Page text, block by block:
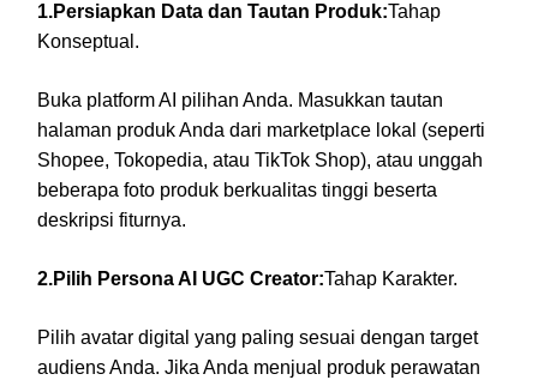
1.Persiapkan Data dan Tautan Produk:Tahap
Konseptual.
Buka platform AI pilihan Anda. Masukkan tautan
halaman produk Anda dari marketplace lokal (seperti
Shopee, Tokopedia, atau TikTok Shop), atau unggah
beberapa foto produk berkualitas tinggi beserta
deskripsi fiturnya.
2.Pilih Persona AI UGC Creator:Tahap Karakter.
Pilih avatar digital yang paling sesuai dengan target
audiens Anda. Jika Anda menjual produk perawatan